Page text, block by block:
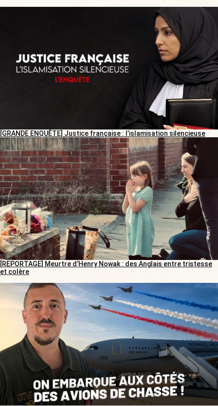
[GRANDE ENQUÊTE] Justice française : l’islamisation silencieuse
[REPORTAGE] Meurtre d’Henry Nowak : des Anglais entre tristesse
et colère